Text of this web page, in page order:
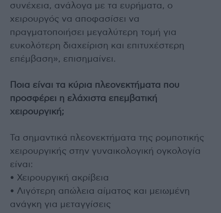
συνέχεια, ανάλογα με τα ευρήματα, ο
χειρουργός να αποφασίσει να
πραγματοποιήσει μεγαλύτερη τομή για
ευκολότερη διαχείριση και επιτυχέστερη
επέμβαση», επισημαίνει.
Ποια είναι τα κύρια πλεονεκτήματα που
προσφέρει η ελάχιστα επεμβατική
χειρουργική;
Τα σημαντικά πλεονεκτήματα της ρομποτικής
χειρουργικής στην γυναικολογική ογκολογία
είναι:
• Χειρουργική ακρίβεια
• Λιγότερη απώλεια αίματος και μειωμένη
ανάγκη για μεταγγίσεις